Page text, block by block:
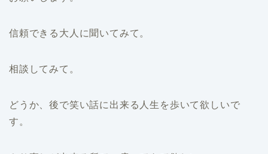
信頼できる大人に聞いてみて。
相談してみて。
どうか、後で笑い話に出来る人生を歩いて欲しいで
す。